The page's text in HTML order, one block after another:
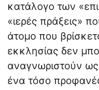
κατάλογο των
«ιερές πράξεις»
άτομο που
εκκλησίας δεν
αναγνωριστούν
ένα τόσο